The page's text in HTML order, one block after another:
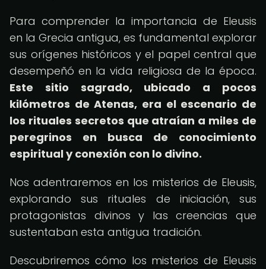
Para comprender la importancia de Eleusis
en la Grecia antigua, es fundamental explorar
sus orígenes históricos y el papel central que
desempeñó en la vida religiosa de la época.
Este sitio sagrado, ubicado a pocos
kilómetros de Atenas, era el escenario de
los rituales secretos que atraían a miles de
peregrinos en busca de conocimiento
espiritual y conexión con lo divino.
Nos adentraremos en los misterios de Eleusis,
explorando sus rituales de iniciación, sus
protagonistas divinos y las creencias que
sustentaban esta antigua tradición.
Descubriremos cómo los misterios de Eleusis